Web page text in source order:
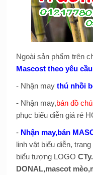
Ngoài sản phẩm trên
Mascost theo yêu cầu
- Nhận may thú nhồi
- Nhận may,bán đồ
phục biểu diễn giá rẻ
- Nhận may,bán
linh vật biểu diễn,
biểu tượng LOGO
DONAL,mascot